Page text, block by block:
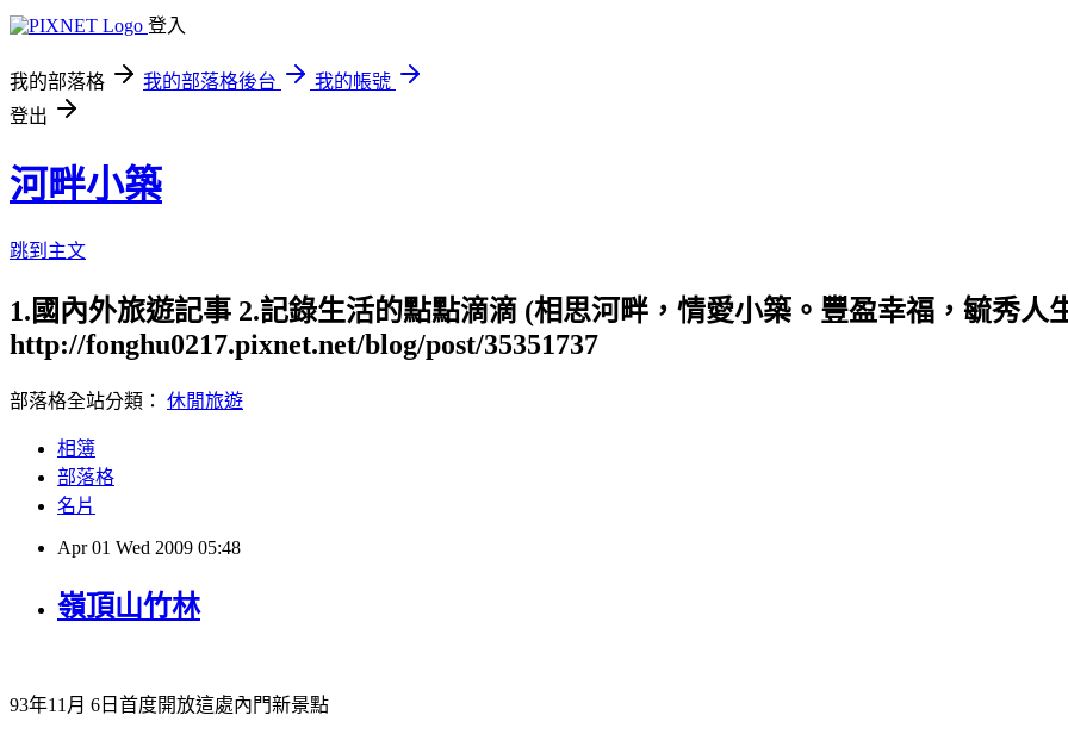
登入
我的部落格 我的部落格後台
我的帳號
登出
河畔小築
跳到主文
1.國內外旅遊記事 2.記錄生活的點點滴滴 (相思河畔，情愛小築。豐盈幸福，毓秀人
http://fonghu0217.pixnet.net/blog/post/35351737
部落格全站分類： 休閒旅遊
相簿
部落格
名片
Apr 01 Wed 2009 05:48
嶺頂山竹林
93年11 月 6 日首度開放這處內門新景點